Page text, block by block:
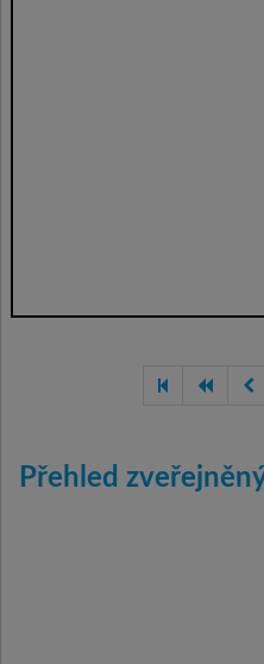
Přehled